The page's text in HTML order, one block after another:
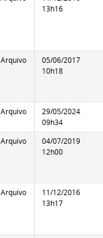
13h16
Arquivo
05/06/2017
10h18
Arquivo
29/05/2024
09h34
Arquivo
04/07/2019
12h00
Arquivo
11/12/2016
13h17